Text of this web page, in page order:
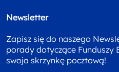
Newsletter
Zapisz się do naszego
porady dotyczące Funduszy
swoja skrzynkę pocztową!